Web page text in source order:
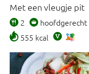
Met een vleugje pit
2 hoofdgerecht
555 kcal